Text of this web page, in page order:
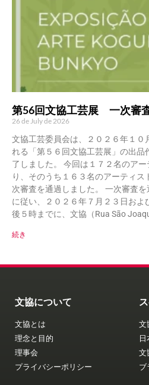
第56回文協工芸展 一次審
26 de July de 2026
文協工芸委員会は、２０２６年１０
れる「第５６回文協工芸展」の出品
了しました。 今回は１７２名のア
り、そのうち１６３名のアーティ
次審査を通過しました。 一次審査
に従い、２０２６年７月２３日お
後５時までに、文協（Rua São
続き
文協について
文協とは
理念と目的
理事会
プライバシーポリシー
文
文
ブ